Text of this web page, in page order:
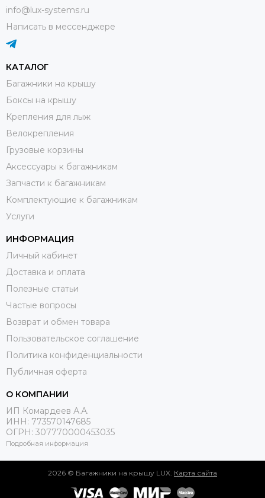
info@lux-systems.ru
Написать в мессенджере
КАТАЛОГ
Багажники на крышу
Боксы на крышу
Крепления для лыж
Велокрепления
Грузовые корзины
Аксессуары к багажникам
Запчасти к багажникам
Комплектующие к багажникам
Услуги
ИНФОРМАЦИЯ
Личный кабинет
Доставка и оплата
Полезные статьи
Частые вопросы
Возврат и обмен товара
Пользовательское соглашение
Политика конфиденциальности
Публичная оферта
О КОМПАНИИ
ИП Комардеев А.А.
ИНН: 773570147685
ОГРН: 307770000453035
Подробная информация
2026 © Багажники на крышу LUX. Карта сайта